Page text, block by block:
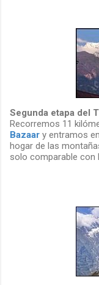
Segunda etapa del
Recorremos 11
Bazaar y entramos
hogar de las
solo comparable con